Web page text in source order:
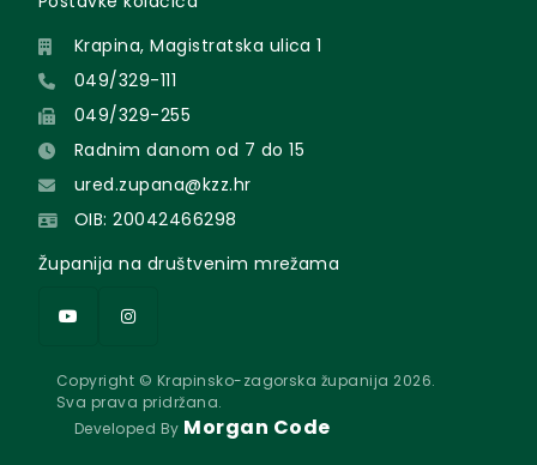
Krapina, Magistratska ulica 1
049/329-111
049/329-255
Radnim danom od 7 do 15
ured.zupana@kzz.hr
OIB: 20042466298
Županija na društvenim mrežama
Copyright © Krapinsko-zagorska županija 2026.
Sva prava pridržana.
Developed By Morgan Code